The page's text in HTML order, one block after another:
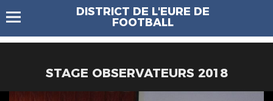
DISTRICT DE L'EURE DE
FOOTBALL
STAGE OBSERVATEURS 2018